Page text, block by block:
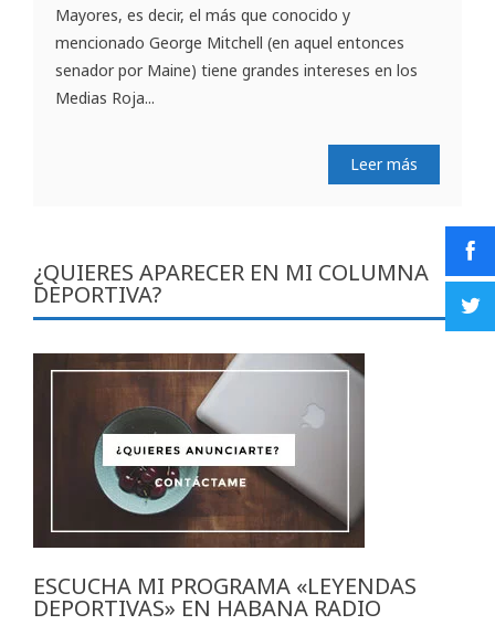
Mayores, es decir, el más que conocido y
mencionado George Mitchell (en aquel entonces
senador por Maine) tiene grandes intereses en los
Medias Roja...
Leer más
¿QUIERES APARECER EN MI COLUMNA
DEPORTIVA?
ESCUCHA MI PROGRAMA «LEYENDAS
DEPORTIVAS» EN HABANA RADIO